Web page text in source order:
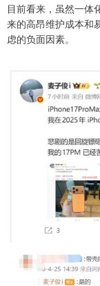
目前看来，虽然一体
来的高昂维护成本和
虑的负面因素。